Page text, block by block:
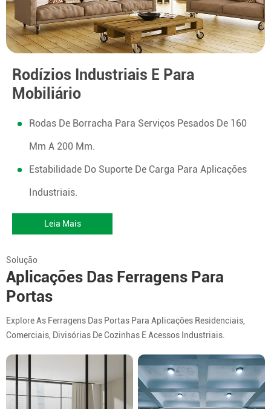
Rodízios Industriais E Para
Mobiliário
Rodas De Borracha Para Serviços Pesados De 160
Mm A 200 Mm.
Estabilidade Do Suporte De Carga Para Aplicações
Industriais.
Leia Mais
Solução
Aplicações Das Ferragens Para
Portas
Explore As Ferragens Das Portas Para Aplicações Residenciais,
Comerciais, Divisórias De Cozinhas E Acessos Industriais.